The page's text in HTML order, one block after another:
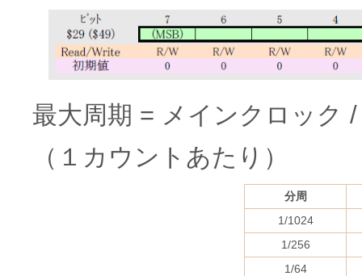
最大周期 = メインクロック
（１カウントあたり）
分周
1/1024
1/256
1/64